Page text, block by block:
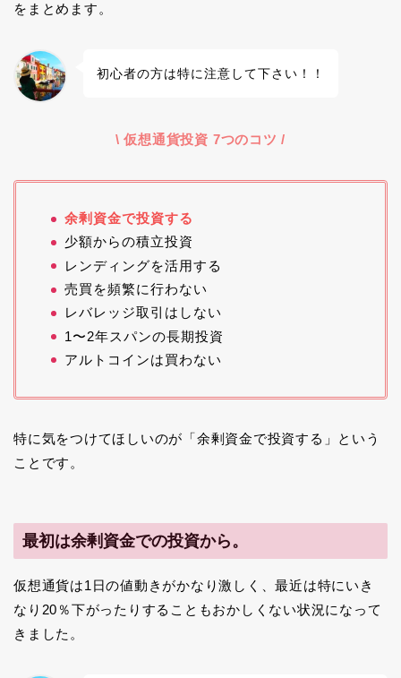
をまとめます。
初心者の方は特に注意して下さい！！
\ 仮想通貨投資 7つのコツ /
余剰資金で投資する
少額からの積立投資
レンディングを活用する
売買を頻繁に行わない
レバレッジ取引はしない
1〜2年スパンの長期投資
アルトコインは買わない
特に気をつけてほしいのが「余剰資金で投資する」という
ことです。
最初は余剰資金での投資から。
仮想通貨は1日の値動きがかなり激しく、最近は特にいき
なり20％下がったりすることもおかしくない状況になって
きました。